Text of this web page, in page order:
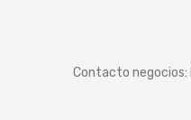
Contacto negocios: